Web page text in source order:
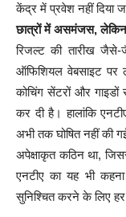
केंद्र में प्रवेश नहीं दिया
छात्रों में असमंजस, लेकिन
रिजल्ट की तारीख
ऑफिशियल वेबसाइट पर
कोचिंग सेंटरों और
कर दी है। हालांकि
अभी तक घोषित नहीं की
अपेक्षाकृत कठिन था,
एनटीए का यह भी
सुनिश्चित करने के लिए हर